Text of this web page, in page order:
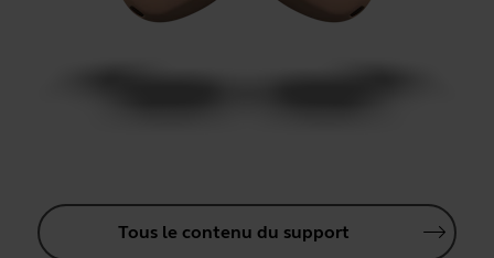
Tous le contenu du support